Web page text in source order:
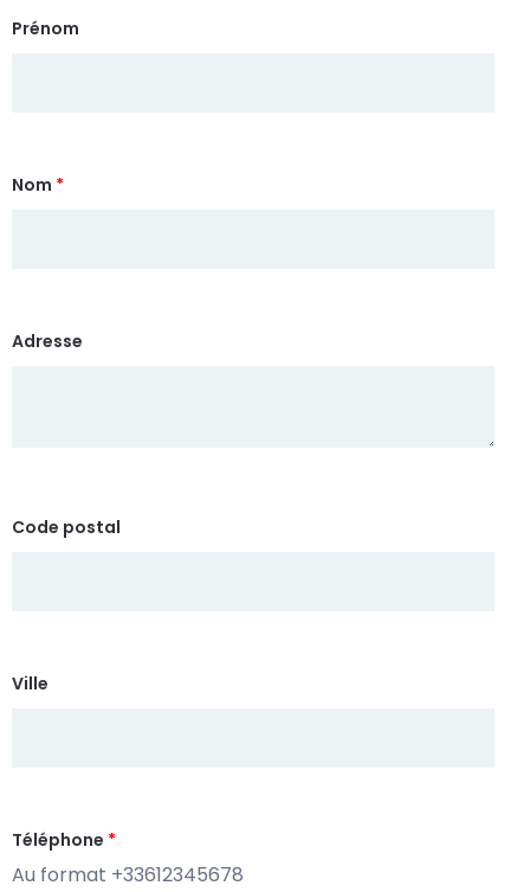
Prénom
Nom *
Adresse
Code postal
Ville
Téléphone *
Au format +33612345678